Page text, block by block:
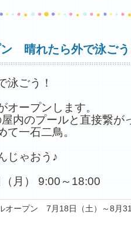
晴れたら外で泳ごう
泳ごう！
オープンします。
内のプールと直接繋が
て一石二鳥。
じゃおう♪
月） 9:00～18:00
オープン 7月18日（土）～8月